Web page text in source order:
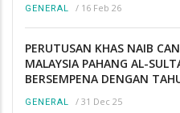
GENERAL / 16 Feb 26
PERUTUSAN KHAS NAIB
MALAYSIA PAHANG AL-
BERSEMPENA DENGAN
GENERAL / 31 Dec 25